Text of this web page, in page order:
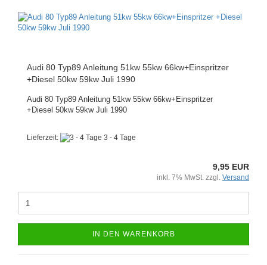
Audi 80 Typ89 Anleitung 51kw 55kw 66kw+Einspritzer
+Diesel 50kw 59kw Juli 1990
Audi 80 Typ89 Anleitung 51kw 55kw 66kw+Einspritzer
+Diesel 50kw 59kw Juli 1990
Lieferzeit: 3 - 4 Tage
9,95 EUR
inkl. 7% MwSt. zzgl. Versand
IN DEN WARENKORB